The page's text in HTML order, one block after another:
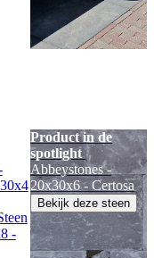
-
Product in de
spotlight
Abbeystones -
20x30x6 - Certosa
Bekijk deze steen